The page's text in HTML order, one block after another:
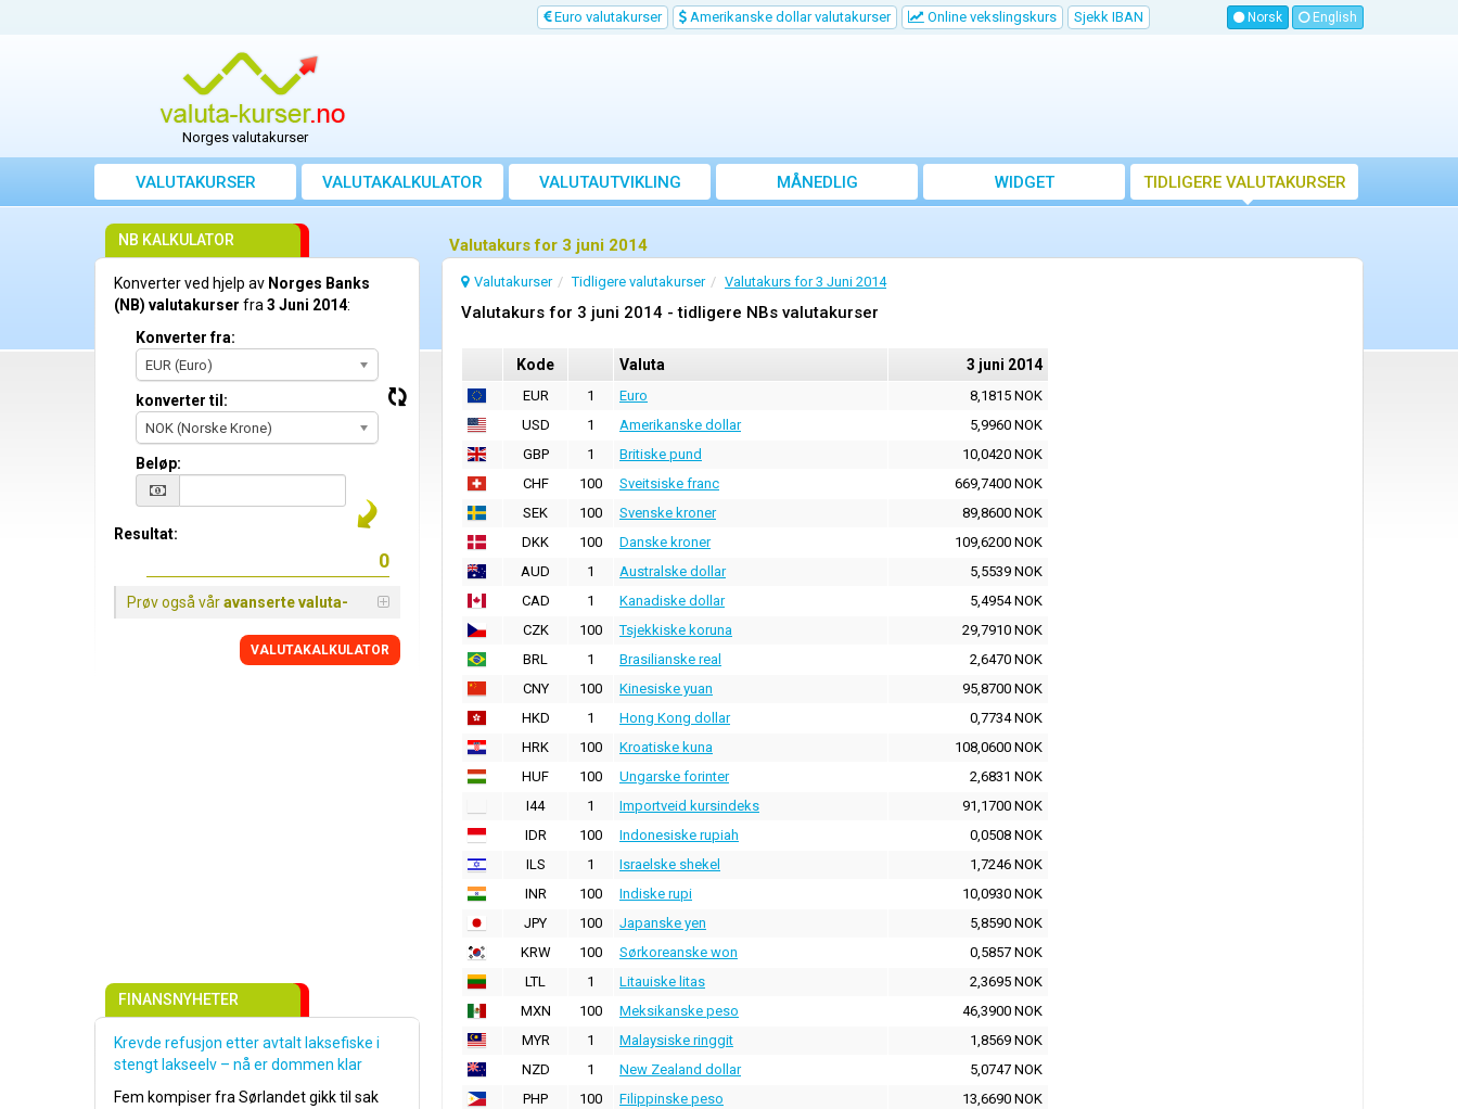
Euro valutakurser Amerikanske dollar valutakurser Online vekslingskurs Sjekk IBAN Norsk English
Norges valutakurser
VALUTAKURSER VALUTAKALKULATOR VALUTAUTVIKLING
MÅNEDLIG
GJENNOMSNITTSKURS
WIDGET TIDLIGERE VALUTAKURSER
Valutakurs for 3 juni 2014
Valutakurser Tidligere valutakurser Valutakurs for 3 Juni 2014
Valutakurs for 3 juni 2014 - tidligere NBs valutakurser
Kode Valuta 3 juni 2014
EUR 1 Euro
8,1815 NOK
USD
1 Amerikanske dollar
5,9960 NOK
GBP
1 Britiske pund
10,0420 NOK
CHF
100 Sveitsiske franc
669,7400 NOK
SEK
100 Svenske kroner
89,8600 NOK
DKK
100 Danske kroner
109,6200 NOK
AUD
1 Australske dollar
5,5539 NOK
CAD
1 Kanadiske dollar
5,4954 NOK
CZK
100 Tsjekkiske koruna
29,7910 NOK
BRL
1 Brasilianske real
2,6470 NOK
CNY
100 Kinesiske yuan
95,8700 NOK
HKD
1 Hong Kong dollar
0,7734 NOK
HRK
100 Kroatiske kuna
108,0600 NOK
HUF
100 Ungarske forinter
2,6831 NOK
I44
1 Importveid kursindeks
91,1700 NOK
IDR
100 Indonesiske rupiah
0,0508 NOK
ILS
1 Israelske shekel
1,7246 NOK
INR
100 Indiske rupi
10,0930 NOK
JPY
100 Japanske yen
5,8590 NOK
KRW
100 Sørkoreanske won
0,5857 NOK
LTL
1 Litauiske litas
2,3695 NOK
MXN
100 Meksikanske peso
46,3900 NOK
MYR
1 Malaysiske ringgit
1,8569 NOK
NZD
1 New Zealand dollar
5,0747 NOK
PHP
100 Filippinske peso
13,6690 NOK
NB KALKULATOR
Konverter ved hjelp av Norges Banks
(NB) valutakurser fra3 Juni 2014:
Konverter fra:
EUR (Euro)
konverter til:
NOK (Norske Krone)
Beløp:
Resultat:
Prøv også våravanserte valuta-
VALUTAKALKULATOR
FINANSNYHETER
Krevde refusjon etter avtalt laksefiske i
stengt lakseelv – nå er dommen klar
Fem kompiser fra Sørlandet gikk til sak